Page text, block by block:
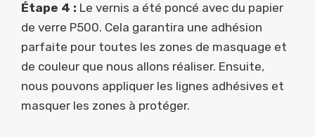
Étape 4 : Le vernis a été poncé avec du papier
de verre P500. Cela garantira une adhésion
parfaite pour toutes les zones de masquage et
de couleur que nous allons réaliser. Ensuite,
nous pouvons appliquer les lignes adhésives et
masquer les zones à protéger.